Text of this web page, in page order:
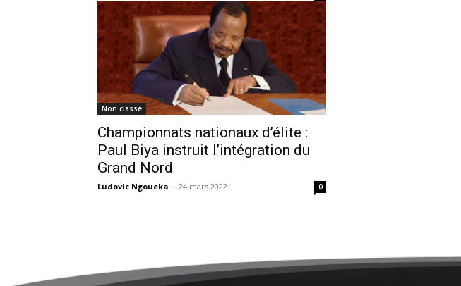
Non classé
Championnats nationaux d’élite :
Paul Biya instruit l’intégration du
Grand Nord
Ludovic Ngoueka - 24 mars 2022 0